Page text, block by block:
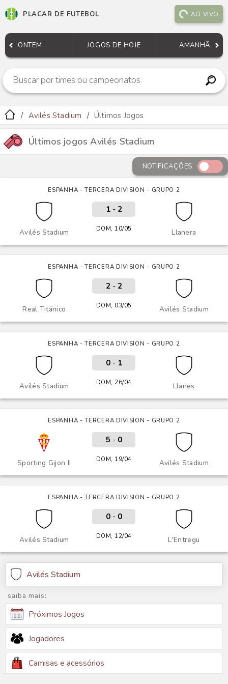
PLACAR DE FUTEBOL AO VIVO
ONTEM JOGOS DE HOJE AMANHÃ
Avilés Stadium Últimos Jogos
Últimos jogos Avilés Stadium
NOTIFICAÇÕES
ESPANHA - TERCERA DIVISION - GRUPO 2
Avilés Stadium Llanera
1- 2
DOM, 10/05
ESPANHA - TERCERA DIVISION - GRUPO 2
Real Titánico Avilés Stadium
2- 2
DOM, 03/05
ESPANHA - TERCERA DIVISION - GRUPO 2
Avilés Stadium Llanes
0- 1
DOM, 26/04
ESPANHA - TERCERA DIVISION - GRUPO 2
Sporting Gijon II Avilés Stadium
5 - 0
DOM, 19/04
ESPANHA - TERCERA DIVISION - GRUPO 2
Avilés Stadium L'Entregu
0- 0
DOM, 12/04
Avilés Stadium
saiba mais:
Próximos Jogos
Jogadores
Camisas e acessórios